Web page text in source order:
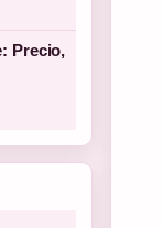
Precio,